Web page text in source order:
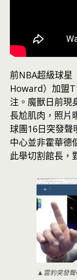
前NBA超級球
Howard）加盟
注。魔獸日前現
長尬肌肉，照片
球團16日突發聲
中心並非霍華德
此舉切割館長，
▲雲豹突發聲